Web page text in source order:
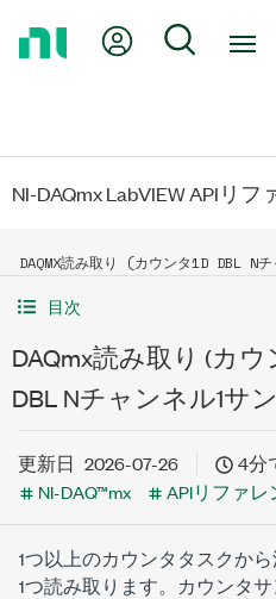
My Account
Search
NI-DAQmx LabVIEW APIリフ
DAQMX読み取り (カウンタ1D DBL N
目次
DAQmx読み取り (カウ
DBL Nチャンネル1サ
更新日 2026-07-26
4分
NI-DAQ™mx
APIリファレ
1つ以上のカウンタタスクか
1つ読み取ります。カウンタ